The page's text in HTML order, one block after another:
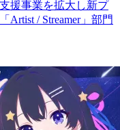
援事業を拡大し新プ
Artist / Streamer」部門